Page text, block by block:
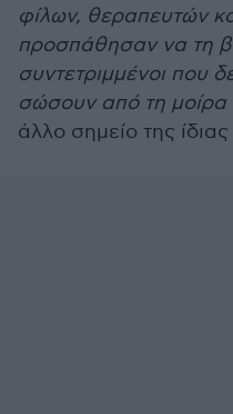
φίλων, θεραπευτών
προσπάθησαν να τη
συντετριμμένοι που
σώσουν από τη μοίρα
άλλο σημείο της